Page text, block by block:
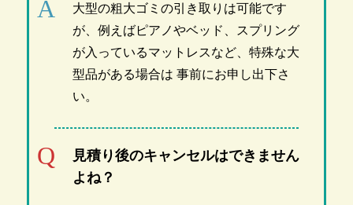
大型の粗大ゴミの引き取りは可能です
が、例えばピアノやベッド、スプリング
が入っているマットレスなど、特殊な大
型品がある場合は 事前にお申し出下さ
い。
見積り後のキャンセルはできません
よね？